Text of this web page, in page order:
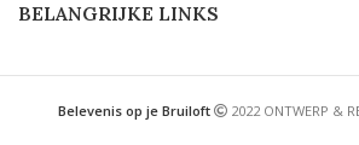
BELANGRIJKE LINKS
Belevenis op je Bruiloft 2022 ONTWERP &